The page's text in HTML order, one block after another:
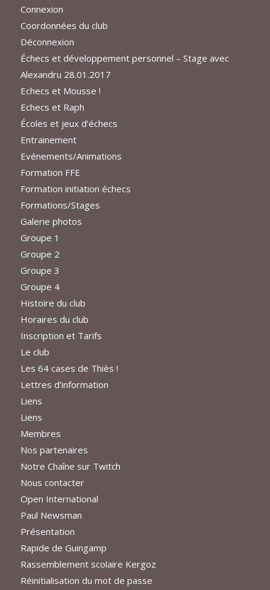
Connexion
Coordonnées du club
Déconnexion
Échecs et développement personnel – Stage avec
Alexandru 28.01.2017
Echecs et Mousse !
Echecs et Raph
Écoles et jeux d’échecs
Entrainement
Evénements/Animations
Formation FFE
Formation initiation échecs
Formations/Stages
Galerie photos
Groupe 1
Groupe 2
Groupe 3
Groupe 4
Histoire du club
Horaires du club
Inscription et Tarifs
Le club
Les 64 cases de Thiès !
Lettres d’information
Liens
Liens
Membres
Nos partenaires
Notre Chaîne sur Twitch
Nous contacter
Open International
Paul Newsman
Présentation
Rapide de Guingamp
Rassemblement scolaire Kergoz
Réinitialisation du mot de passe